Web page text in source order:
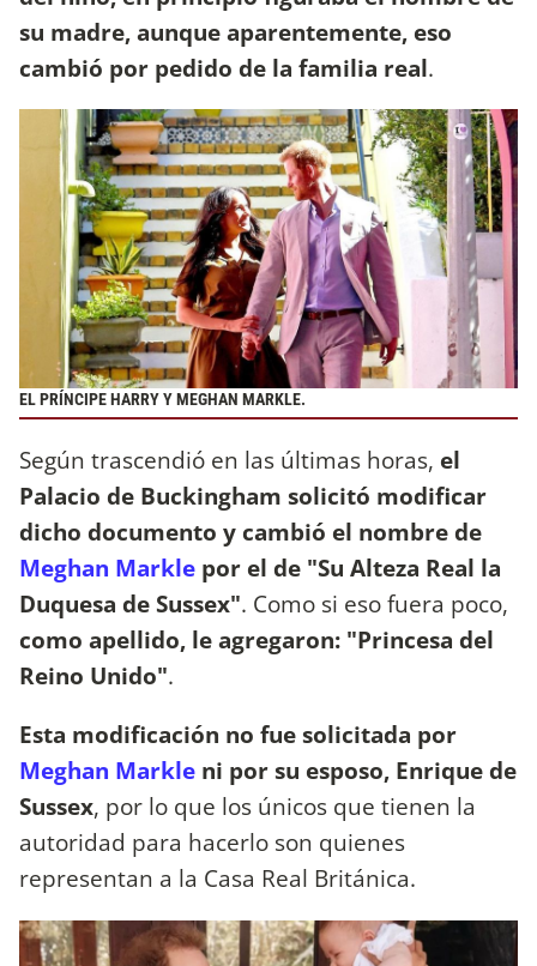
su madre, aunque aparentemente, eso
cambió por pedido de la familia real.
EL PRÍNCIPE HARRY Y MEGHAN MARKLE.
Según trascendió en las últimas horas, el
Palacio de Buckingham solicitó modificar
dicho documento y cambió el nombre de
Meghan Markle por el de "Su Alteza Real la
Duquesa de Sussex". Como si eso fuera poco,
como apellido, le agregaron: "Princesa del
Reino Unido".
Esta modificación no fue solicitada por
Meghan Markle ni por su esposo, Enrique de
Sussex, por lo que los únicos que tienen la
autoridad para hacerlo son quienes
representan a la Casa Real Británica.